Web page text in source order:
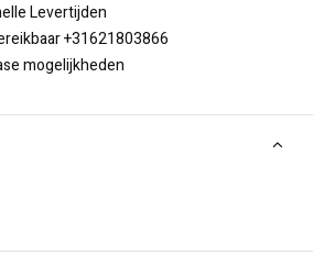
Levertijden
+31621803866
mogelijkheden